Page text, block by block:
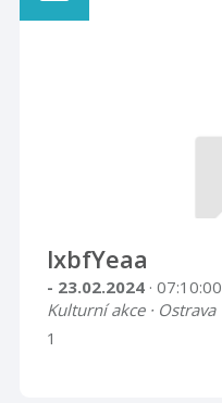
lxbfYeaa
- 23.02.2024 · 07:10:00
Kulturní akce · Ostrava
1